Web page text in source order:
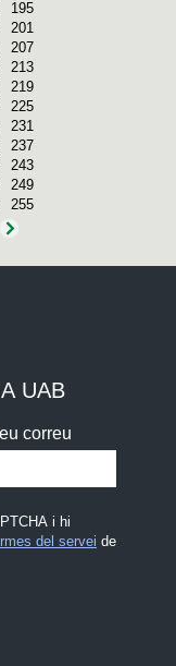
195
201
207
213
219
225
231
237
243
249
255
UAB
correu
i hi
del servei de